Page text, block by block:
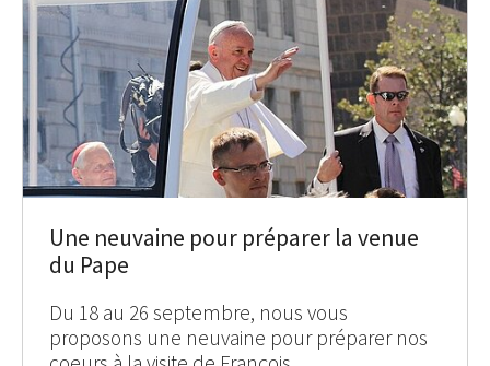
Une neuvaine pour préparer la venue
du Pape
Du 18 au 26 septembre, nous vous
proposons une neuvaine pour préparer nos